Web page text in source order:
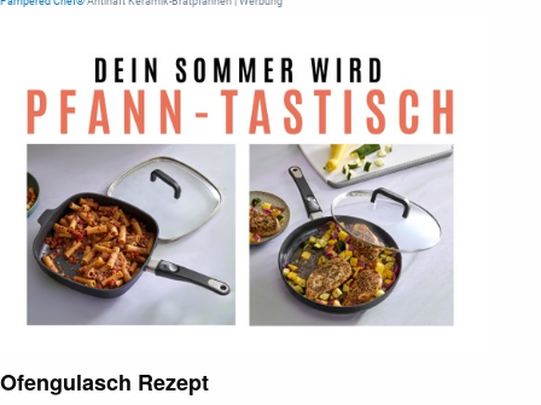
Ofengulasch Rezept